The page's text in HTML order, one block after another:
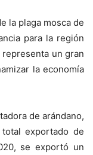
la plaga mosca de
para la región
un gran
la economía
de arándano,
exportado de
se exportó un